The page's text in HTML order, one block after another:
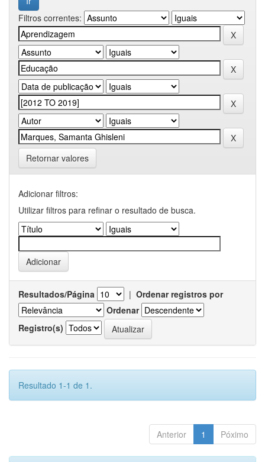
Filtros correntes:
Retornar valores
Adicionar filtros:
Utilizar filtros para refinar o resultado de busca.
Resultados/Página | Ordenar registros por
Ordenar
Registro(s)
Resultado 1-1 de 1.
Anterior 1 Póximo